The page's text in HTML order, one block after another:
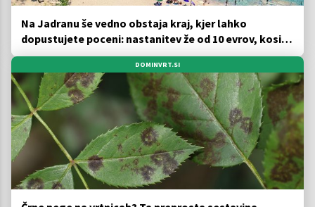
Na Jadranu še vedno obstaja kraj, kjer lahko
dopustujete poceni: nastanitev že od 10 evrov, kosilo
za pet evrov
DOMINVRT.SI